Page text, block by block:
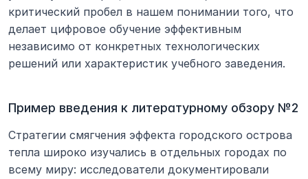
критический пробел в нашем понимании того, что
делает цифровое обучение эффективным
независимо от конкретных технологических
решений или характеристик учебного заведения.
Пример введения к литературному обзору №2
Стратегии смягчения эффекта городского острова
тепла широко изучались в отдельных городах по
всему миру: исследователи документировали